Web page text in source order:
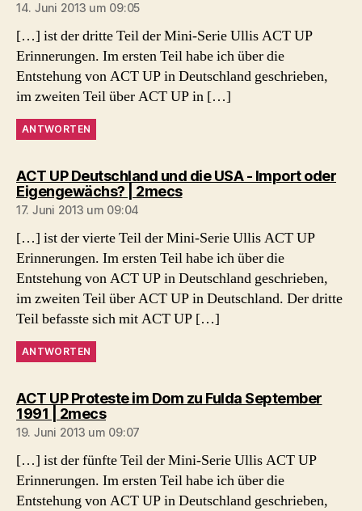
14. Juni 2013 um 09:05
[…] ist der dritte Teil der Mini-Serie Ullis ACT UP
Erinnerungen. Im ersten Teil habe ich über die
Entstehung von ACT UP in Deutschland geschrieben,
im zweiten Teil über ACT UP in […]
ANTWORTEN
ACT UP Deutschland und die USA - Import oder
Eigengewächs? | 2mecssagt:
17. Juni 2013 um 09:04
[…] ist der vierte Teil der Mini-Serie Ullis ACT UP
Erinnerungen. Im ersten Teil habe ich über die
Entstehung von ACT UP in Deutschland geschrieben,
im zweiten Teil über ACT UP in Deutschland. Der dritte
Teil befasste sich mit ACT UP […]
ANTWORTEN
ACT UP Proteste im Dom zu Fulda September
1991 | 2mecssagt:
19. Juni 2013 um 09:07
[…] ist der fünfte Teil der Mini-Serie Ullis ACT UP
Erinnerungen. Im ersten Teil habe ich über die
Entstehung von ACT UP in Deutschland geschrieben,